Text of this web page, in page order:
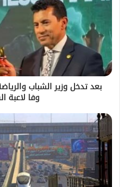
بعد تدخل وزير الشباب
وفا لاعبة